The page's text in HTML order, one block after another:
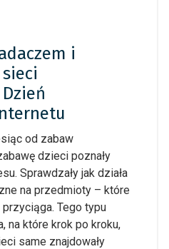
i
od zabaw
dzieci poznały
Sprawdzały jak działa
na przedmioty – które
Tego typu
na które krok po kroku,
same znajdowały